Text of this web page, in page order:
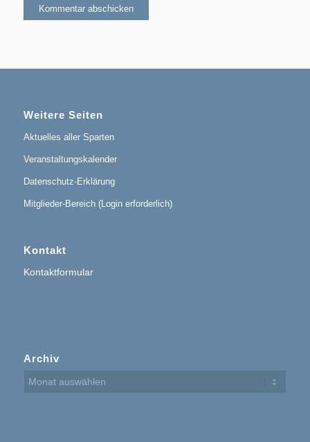
Weitere Seiten
Aktuelles aller Sparten
Veranstaltungskalender
Datenschutz-Erklärung
Mitglieder-Bereich (Login erforderlich)
Kontakt
Kontaktformular
Archiv